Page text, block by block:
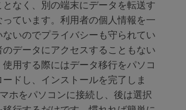
なく、別の端末にデータを転送す
っています。利用者の個人情報を一
いのでプライバシーも守られてい
のデータにアクセスすることもない
使用する際にはデータ移行をパソコ
ードし、インストールを完了しま
ホをパソコンに接続し、後は選択